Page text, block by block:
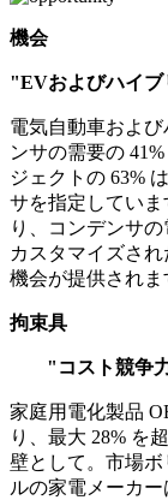
機会
"EVおよびハイブ
電気自動車およ
ンサの需要の
ジェクトの 63%
サを指定していま
り、コンデンサ
カスタマイズさ
機会が提供されま
拘束具
"コスト競争
家庭用電化製品
り、最大 28% を
壁として。市場
ルの家電メーカ